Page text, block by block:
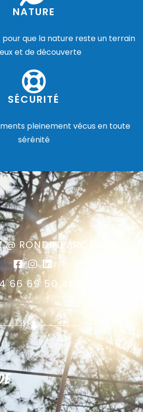
NATURE
que la nature reste un terrain
et de découverte
SÉCURITÉ
pleinement vécus en toute
sérénité
RONDINPARC.COM
66 69 50 46